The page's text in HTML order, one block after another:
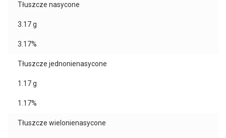
Tłuszcze nasycone
3.17g
3.17%
Tłuszcze jednonienasycone
1.17g
1.17%
Tłuszcze wielonienasycone